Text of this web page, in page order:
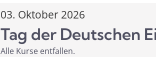
03. Oktober 2026
Tag der Deutschen
Alle Kurse entfallen.